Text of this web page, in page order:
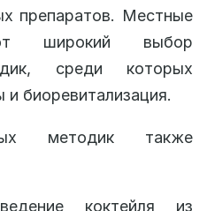
препаратов. Местные
широкий выбор
среди которых
биоревитализация.
методик также
коктейля из